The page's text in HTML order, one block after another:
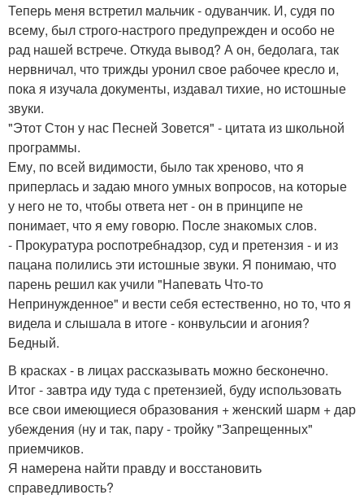
Теперь меня встретил мальчик - одуванчик. И, судя по
всему, был строго-настрого предупрежден и особо не
рад нашей встрече. Откуда вывод? А он, бедолага, так
нервничал, что трижды уронил свое рабочее кресло и,
пока я изучала документы, издавал тихие, но истошные
звуки.
"Этот Стон у нас Песней Зовется" - цитата из школьной
программы.
Ему, по всей видимости, было так хреново, что я
приперлась и задаю много умных вопросов, на которые
у него не то, чтобы ответа нет - он в принципе не
понимает, что я ему говорю. После знакомых слов.
- Прокуратура роспотребнадзор, суд и претензия - и из
пацана полились эти истошные звуки. Я понимаю, что
парень решил как учили "Напевать Что-то
Непринужденное" и вести себя естественно, но то, что я
видела и слышала в итоге - конвульсии и агония?
Бедный.
В красках - в лицах рассказывать можно бесконечно.
Итог - завтра иду туда с претензией, буду использовать
все свои имеющиеся образования + женский шарм + дар
убеждения (ну и так, пару - тройку "Запрещенных"
приемчиков.
Я намерена найти правду и восстановить
справедливость?